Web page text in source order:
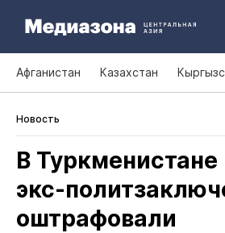
Афганистан Казахстан
Новость
В Туркменистане
оштрафовали